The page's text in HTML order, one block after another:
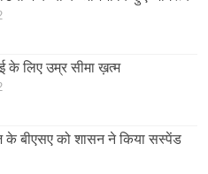
के लिए उम्र सीमा ख़त्म
के बीएसए को शासन ने किया सस्पेंड